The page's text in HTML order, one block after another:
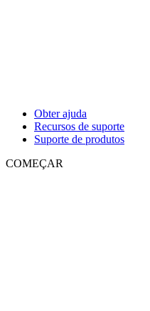
Obter ajuda
Recursos de suporte
Suporte de produtos
COMEÇAR